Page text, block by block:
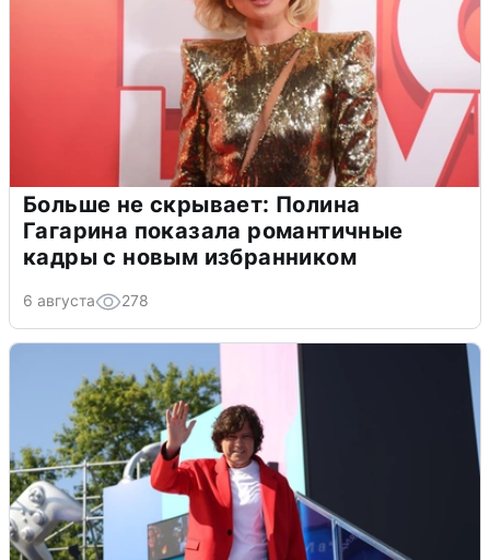
Больше не скрывает: Полина
Гагарина показала романтичные
кадры с новым избранником
6 августа 278